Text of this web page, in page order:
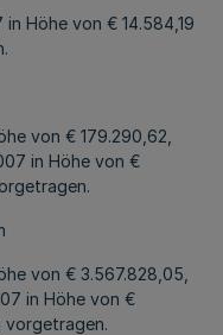
in Höhe von € 14.584,19
von € 179.290,62,
in Höhe von €
von € 3.567.828,05,
in Höhe von €
vorgetragen.